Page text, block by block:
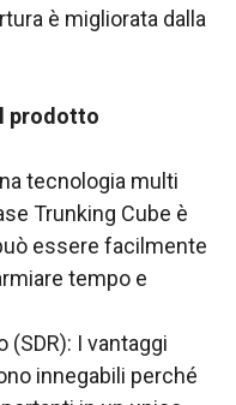
è migliorata dalla
prodotto
tecnologia multi
Trunking Cube è
essere facilmente
tempo e
(SDR): I vantaggi
innegabili perché